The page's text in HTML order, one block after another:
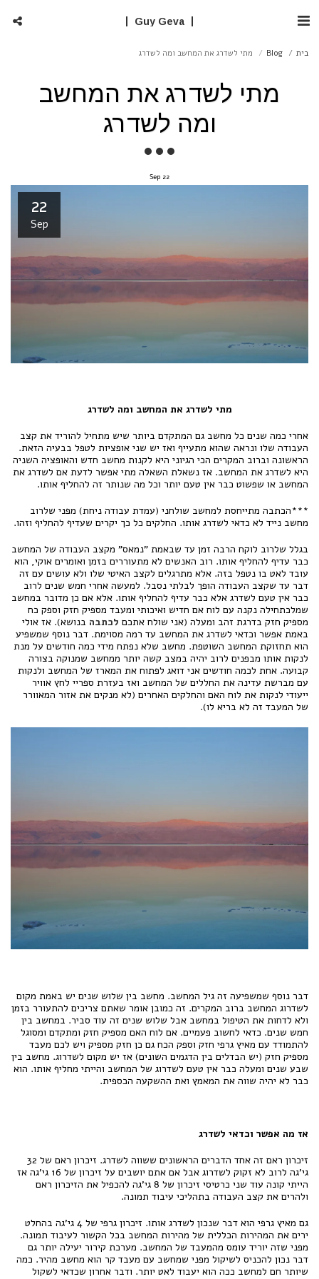
Guy Geva
בית Blog מתי לשדרג את המחשב ומה לשדרג
מתי לשדרג את המחשב
ומה לשדרג
22
Sep
22
Sep
מתי לשדרג את המחשב ומה לשדרג
אחרי כמה שנים כל מחשב גם המתקדם ביותר שיש מתחיל להוריד את קצב
העבודה שלו ונראה שהוא מתעייף ואז יש שני אופציות לטפל בבעיה הזאת.
הראשונה וברוב המקרים הכי הגיוני היא לקנות מחשב חדש והאופציה השניה
היא לשדרג את המחשב. אז נשאלת השאלה מתי אפשר לדעת אם לשדרג את
המחשב או שפשוט כבר אין טעם יותר וכל מה שנותר זה להחליף אותו.
***הכתבה מתייחסת למחשב שולחני (עמדת עבודה ניחת) מפני שלרוב
מחשב נייד לא כדאי לשדרג אותו. החלקים כל כך יקרים שעדיף להחליף וזהו.
בגלל שלרוב לוקח הרבה זמן עד שבאמת "נמאס" מקצב העבודה של המחשב
כבר עדיף להחליף אותו. רוב האנשים לא מתעוררים בזמן ואומרים אוקי, הוא
עובד לאט בו נטפל בזה. אלא מתרגלים לקצב האיטי שלו ולא עושים עם זה
דבר עד שקצב העבודה הופך לבלתי נסבל. למעשה אחרי חמש שנים לרוב
כבר אין טעם לשדרג אלא כבר עדיף להחליף אותו. אלא אם כן מדובר במחשב
שמלכתחילה נקנה עם לוח אם חדיש ואיכותי ומעבד מספיק חזק וספק כח
מספיק חזק בדרגת זהב ומעלה (אני שולח אתכם לכתבה בנושא). אז אולי
באמת אפשר וכדאי לשדרג את המחשב עד רמה מסוימת. דבר נוסף שמשפיע
הוא תחזוקת המחשב השוטפת. מחשב שלא נפתח מידי כמה חודשים על מנת
לנקות אותו מבפנים לרוב יהיה במצב קשה יותר ממחשב שמנוקה בצורה
קבועה. אחת לכמה חודשים אני דואג לפתוח את המארז של המחשב ולנקות
עם מברשת עדינה את החללים של המחשב ואז בעזרת ספריי לחץ אוויר
ייעודי לנקות את לוח האם והחלקים האחרים (לא מנקים את אזור המאוורר
של המעבד זה לא בריא לו).
דבר נוסף שמשפיעה זה גיל המחשב. מחשב בין שלוש שנים יש באמת מקום
לשדרוג המחשב ברוב המקרים. זה כמובן אומר שאתם צריכים להתעורר בזמן
ולא לדחות את הטיפול במחשב אבל שלוש שנים זה עוד סביר. במחשב בין
חמש שנים. כדאי לחשוב פעמיים. אם לוח האם מספיק חזק ומתקדם ומסוגל
להתמודד עם מאיץ גרפי חזק וספק הכח גם כן חזק מספיק ויש לכם מעבד
מספיק חזק (יש הבדלים בין הדגמים השונים) אז יש מקום לשדרוג. מחשב בין
שבע שנים ומעלה כבר אין טעם לשדרוג של המחשב והייתי מחליף אותו. הוא
כבר לא יהיה שווה את המאמץ ואת ההשקעה הכספית.
אז מה אפשר וכדאי לשדרג
זיכרון ראם זה אחד הדברים הראשונים ששווה לשדרג. זיכרון ראם של 32
גי'גה לרוב לא זקוק לשדרוג אבל אם אתם יושבים על זיכרון של 16 גי'גה אז
הייתי קונה עוד שני כרטיסי זיכרון של 8 גי'גה להכפיל את הזיכרון ראם
ולהרים את קצב העבודה בתהליכי עיבוד תמונה.
גם מאיץ גרפי הוא דבר שנכון לשדרג אותו. זיכרון גרפי של 4 גי'גה בהחלט
ירים את המהירות הכללית של מהירות המחשב בכל הקשור לעיבוד תמונה.
מפני שזה יוריד עומס מהמעבד של המחשב. מערכת קירור יעילה יותר גם
דבר נכון להכניס לשיקול מפני שמחשב עם מעבד קר הוא מחשב מהיר. כמה
שיותר חם למחשב ככה הוא יעבוד לאט יותר. ודבר אחרון שכדאי לשקול